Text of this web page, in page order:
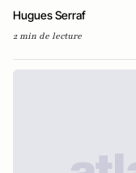
Hugues Serraf
2 min de lecture